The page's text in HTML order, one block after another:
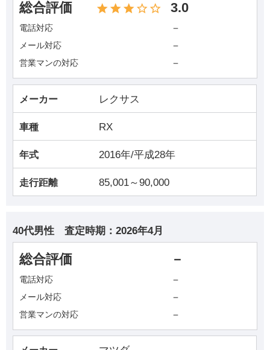
総合評価 3.0
電話対応 －
メール対応 －
営業マンの対応 －
メーカー レクサス
車種 RX
年式 2016年/平成28年
走行距離 85,001～90,000
40代男性 査定時期： 2026年4月
総合評価 －
電話対応 －
メール対応 －
営業マンの対応 －